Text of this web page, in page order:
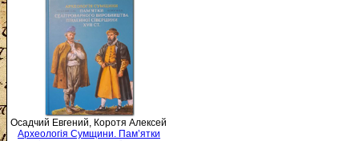
Осадчий Евгений, Коротя Алексей
Археологія Сумщини. Пам’ятки